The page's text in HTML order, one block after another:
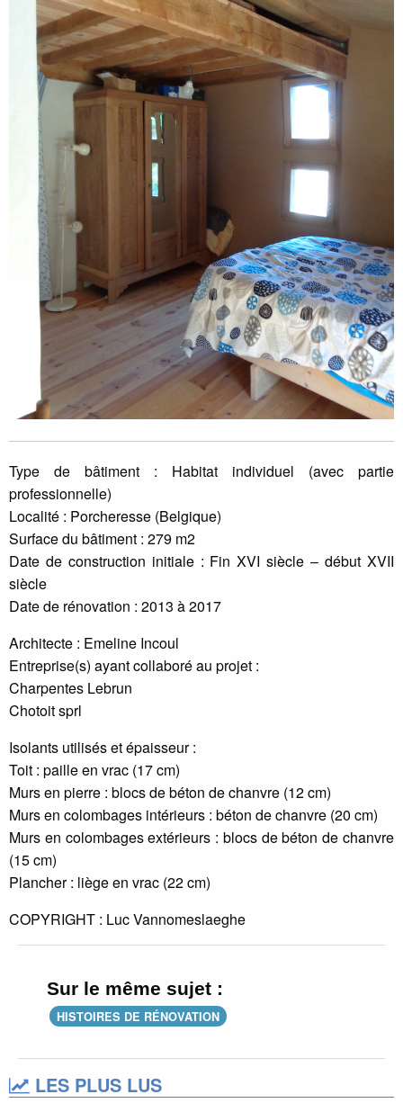
Type de bâtiment : Habitat individuel (avec partie
professionnelle)
Localité : Porcheresse (Belgique)
Surface du bâtiment : 279 m2
Date de construction initiale : Fin XVI siècle – début XVII
siècle
Date de rénovation : 2013 à 2017
Architecte : Emeline Incoul
Entreprise(s) ayant collaboré au projet :
Charpentes Lebrun
Chotoit sprl
Isolants utilisés et épaisseur :
Toit : paille en vrac (17 cm)
Murs en pierre : blocs de béton de chanvre (12 cm)
Murs en colombages intérieurs : béton de chanvre (20 cm)
Murs en colombages extérieurs : blocs de béton de chanvre
(15 cm)
Plancher : liège en vrac (22 cm)
COPYRIGHT : Luc Vannomeslaeghe
Sur le même sujet :
HISTOIRES DE RÉNOVATION
LES PLUS LUS